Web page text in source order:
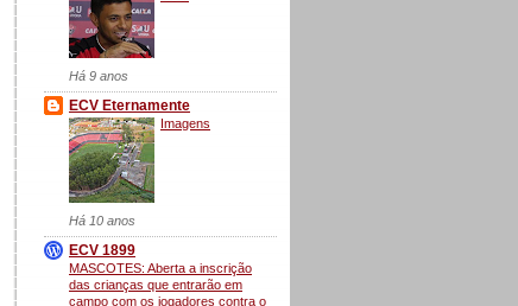
Há 9 anos
ECV Eternamente
Imagens
Há 10 anos
ECV 1899
MASCOTES: Aberta a inscrição
das crianças que entrarão em
campo com os jogadores contra o